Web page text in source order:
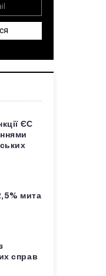
ЄС
мита
справ